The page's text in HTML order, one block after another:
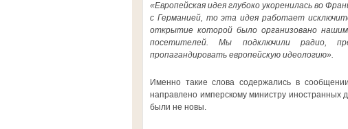
«Европейская идея глубоко укоренилась во
с Германией, то эта идея работает
открытие которой было организовано
посетителей. Мы подключили радио,
пропагандировать европейскую идеологию».
Именно такие слова содержались в
направлено имперскому министру иностранных
были не новы.